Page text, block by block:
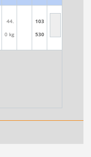
44.
0 kg
103
530